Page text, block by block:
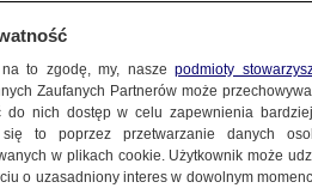
na to zgodę, my, naszepodmioty
Zaufanych Partnerów może
do nich dostęp w celu zapewnienia
się to poprzez przetwarzanie danych
w plikach cookie. Użytkownik może
o uzasadniony interes w dowolnym